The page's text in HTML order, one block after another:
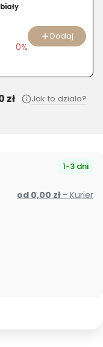
0%
Dodaj
zł Jak to dziala?
1-3 dni
od 0,00 zł - Kurier